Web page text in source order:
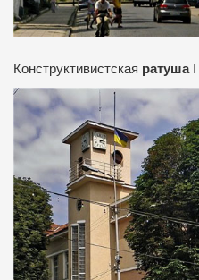
Конструктивистская ратуша